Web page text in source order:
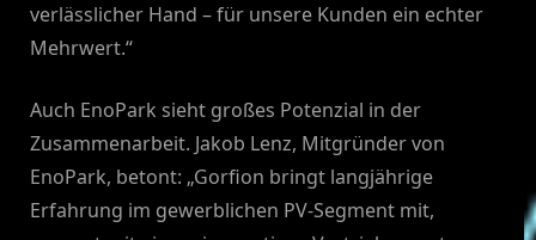
verlässlicher Hand – für unsere Kunden ein echter
Mehrwert.“
Auch EnoPark sieht großes Potenzial in der
Zusammenarbeit. Jakob Lenz, Mitgründer von
EnoPark, betont: „Gorfion bringt langjährige
Erfahrung im gewerblichen PV-Segment mit,